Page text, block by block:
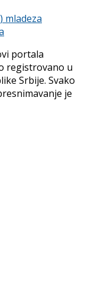
mladeza
portala
registrovano u
Srbije. Svako
je